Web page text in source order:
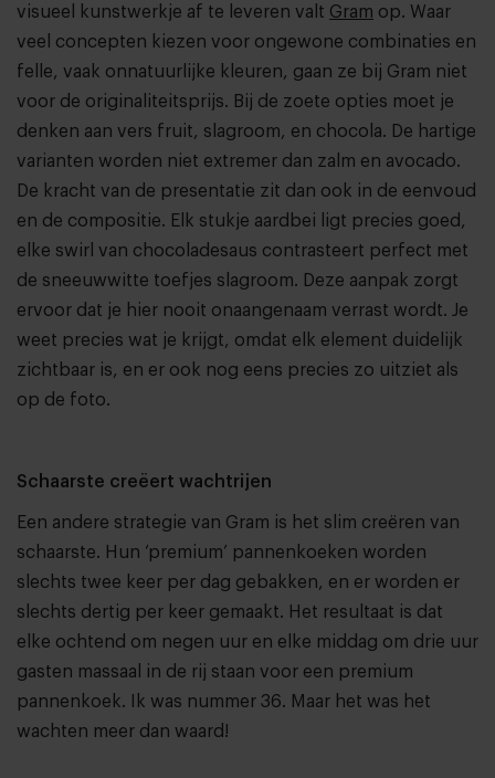
visueel kunstwerkje af te leveren valt Gram op. Waar
veel concepten kiezen voor ongewone combinaties en
felle, vaak onnatuurlijke kleuren, gaan ze bij Gram niet
voor de originaliteitsprijs. Bij de zoete opties moet je
denken aan vers fruit, slagroom, en chocola. De hartige
varianten worden niet extremer dan zalm en avocado.
De kracht van de presentatie zit dan ook in de eenvoud
en de compositie. Elk stukje aardbei ligt precies goed,
elke swirl van chocoladesaus contrasteert perfect met
de sneeuwwitte toefjes slagroom. Deze aanpak zorgt
ervoor dat je hier nooit onaangenaam verrast wordt. Je
weet precies wat je krijgt, omdat elk element duidelijk
zichtbaar is, en er ook nog eens precies zo uitziet als
op de foto.
Schaarste creëert wachtrijen
Een andere strategie van Gram is het slim creëren van
schaarste. Hun ‘premium’ pannenkoeken worden
slechts twee keer per dag gebakken, en er worden er
slechts dertig per keer gemaakt. Het resultaat is dat
elke ochtend om negen uur en elke middag om drie uur
gasten massaal in de rij staan voor een premium
pannenkoek. Ik was nummer 36. Maar het was het
wachten meer dan waard!